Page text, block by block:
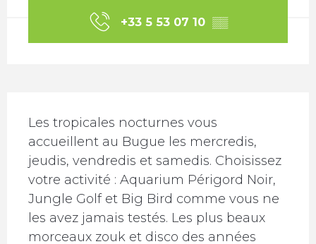
+33 5 53 07 10 ▒▒
Description
Les tropicales nocturnes vous
accueillent au Bugue les mercredis,
jeudis, vendredis et samedis. Choisissez
votre activité : Aquarium Périgord Noir,
Jungle Golf et Big Bird comme vous ne
les avez jamais testés. Les plus beaux
morceaux zouk et disco des années